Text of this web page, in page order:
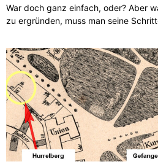
War doch ganz einfach, oder? Aber
zu ergründen, muss man seine